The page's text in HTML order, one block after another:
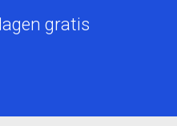
gratis